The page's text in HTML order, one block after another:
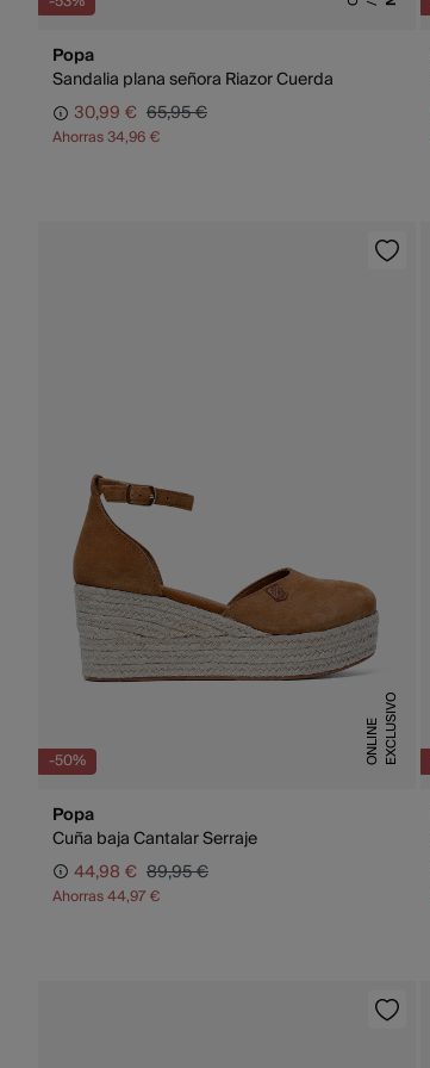
Popa
Sandalia plana señora Riazor Cuerda
30,99 € 65,95 €
Ahorras34,96 €
-50% E
X
C
L
U
S
I
V
O
O
N
L
I
N
E
Popa
Cuña baja Cantalar Serraje
44,98 € 89,95 €
Ahorras44,97 €